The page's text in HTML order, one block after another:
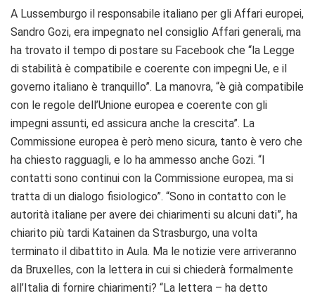
A Lussemburgo il responsabile italiano per gli Affari europei,
Sandro Gozi, era impegnato nel consiglio Affari generali, ma
ha trovato il tempo di postare su Facebook che “la Legge
di stabilità è compatibile e coerente con impegni Ue, e il
governo italiano è tranquillo”. La manovra, “è già compatibile
con le regole dell’Unione europea e coerente con gli
impegni assunti, ed assicura anche la crescita”. La
Commissione europea è però meno sicura, tanto è vero che
ha chiesto ragguagli, e lo ha ammesso anche Gozi. “I
contatti sono continui con la Commissione europea, ma si
tratta di un dialogo fisiologico”. “Sono in contatto con le
autorità italiane per avere dei chiarimenti su alcuni dati”, ha
chiarito più tardi Katainen da Strasburgo, una volta
terminato il dibattito in Aula. Ma le notizie vere arriveranno
da Bruxelles, con la lettera in cui si chiederà formalmente
all’Italia di fornire chiarimenti? “La lettera – ha detto